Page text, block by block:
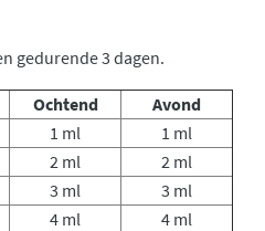
gedurende 3 dagen.
Ochtend
Avond
1 ml
1 ml
2 ml
2 ml
3 ml
3 ml
4 ml
4 ml